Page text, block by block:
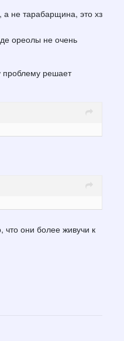
а не тарабарщина, это хз
ореолы не очень
проблему решает
они более живучи к